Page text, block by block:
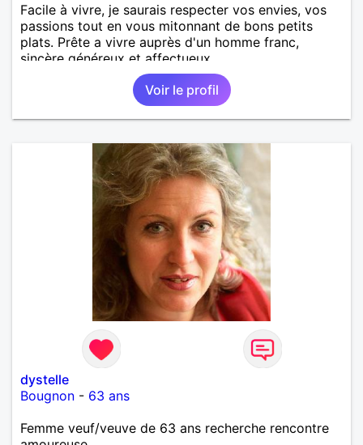
Facile à vivre, je saurais respecter vos envies, vos
passions tout en vous mitonnant de bons petits
plats. Prête a vivre auprès d'un homme franc,
sincère généreux et affectueux...
Voir le profil
dystelle
Bougnon - 63 ans
Femme veuf/veuve de 63 ans recherche rencontre